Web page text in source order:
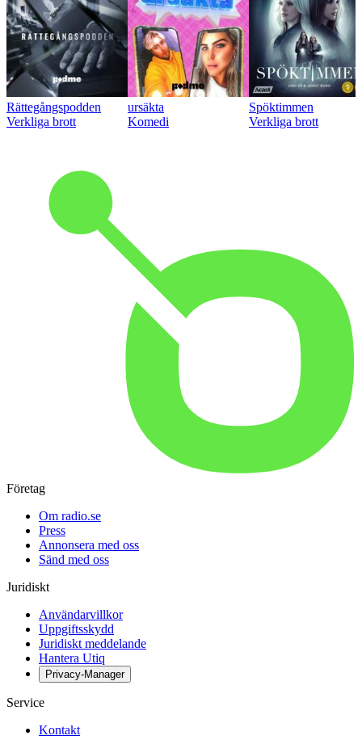
Rättegångspodden
Verkliga brott
ursäkta
Komedi
Spöktimmen
Verkliga brott
Företag
Om radio.se
Press
Annonsera med oss
Sänd med oss
Juridiskt
Användarvillkor
Uppgiftsskydd
Juridiskt meddelande
Hantera Utiq
Privacy-Manager
Service
Kontakt